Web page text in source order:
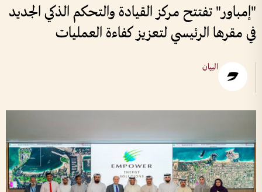
"إمباور" تفتتح مركز القيادة والتحكم الذكي الجديد
في مقرها الرئيسي لتعزيز كفاءة العمليات
البيان